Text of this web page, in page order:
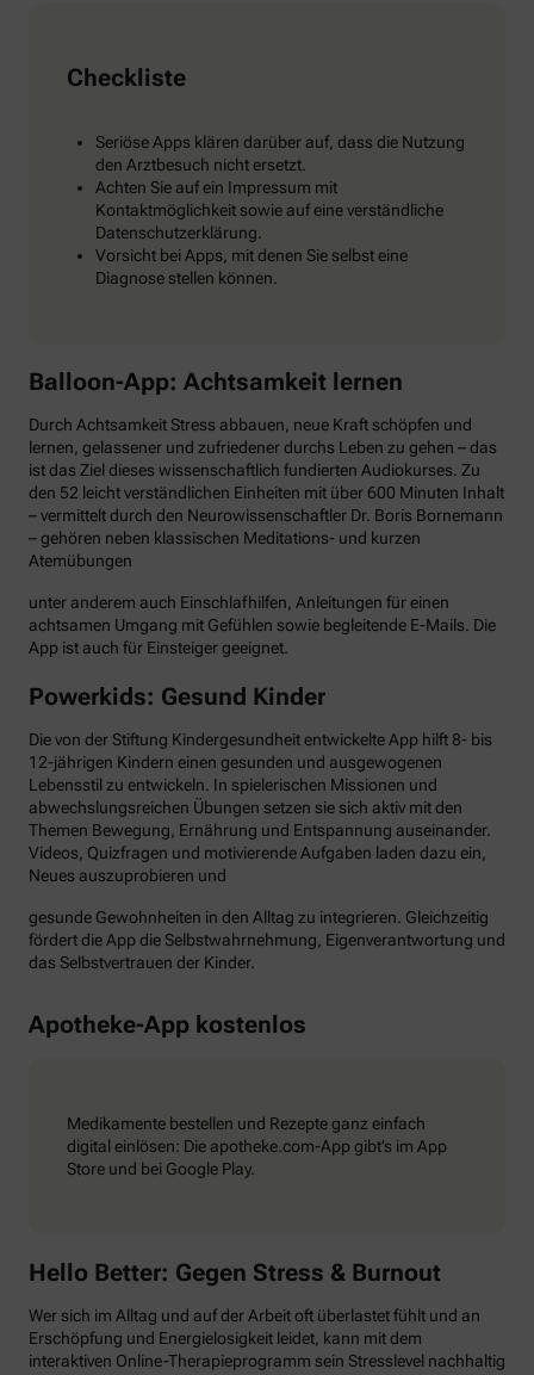
Checkliste
Seriöse Apps klären darüber auf, dass die Nutzung
den Arztbesuch nicht ersetzt.
Achten Sie auf ein Impressum mit
Kontaktmöglichkeit sowie auf eine verständliche
Datenschutzerklärung.
Vorsicht bei Apps, mit denen Sie selbst eine
Diagnose stellen können.
Balloon-App: Achtsamkeit lernen
Durch Achtsamkeit Stress abbauen, neue Kraft schöpfen und
lernen, gelassener und zufriedener durchs Leben zu gehen – das
ist das Ziel dieses wissenschaftlich fundierten Audiokurses. Zu
den 52 leicht verständlichen Einheiten mit über 600 Minuten Inhalt
– vermittelt durch den Neurowissenschaftler Dr. Boris Bornemann
– gehören neben klassischen Meditations- und kurzen
Atemübungen
unter anderem auch Einschlafhilfen, Anleitungen für einen
achtsamen Umgang mit Gefühlen sowie begleitende E-Mails. Die
App ist auch für Einsteiger geeignet.
Powerkids: Gesund Kinder
Die von der Stiftung Kindergesundheit entwickelte App hilft 8- bis
12-jährigen Kindern einen gesunden und ausgewogenen
Lebensstil zu entwickeln. In spielerischen Missionen und
abwechslungsreichen Übungen setzen sie sich aktiv mit den
Themen Bewegung, Ernährung und Entspannung auseinander.
Videos, Quizfragen und motivierende Aufgaben laden dazu ein,
Neues auszuprobieren und
gesunde Gewohnheiten in den Alltag zu integrieren. Gleichzeitig
fördert die App die Selbstwahrnehmung, Eigenverantwortung und
das Selbstvertrauen der Kinder.
Apotheke-App kostenlos
Medikamente bestellen und Rezepte ganz einfach
digital einlösen: Die apotheke.com-App gibt’s im App
Store und bei Google Play.
Hello Better: Gegen Stress & Burnout
Wer sich im Alltag und auf der Arbeit oft überlastet fühlt und an
Erschöpfung und Energielosigkeit leidet, kann mit dem
interaktiven Online-Therapieprogramm sein Stresslevel nachhaltig